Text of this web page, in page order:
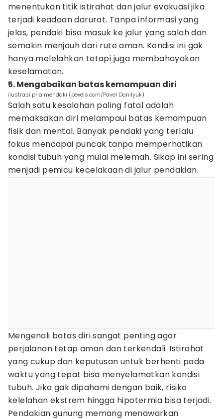
menentukan titik istirahat dan jalur evakuasi jika
terjadi keadaan darurat. Tanpa informasi yang
jelas, pendaki bisa masuk ke jalur yang salah dan
semakin menjauh dari rute aman. Kondisi ini gak
hanya melelahkan tetapi juga membahayakan
keselamatan.
5. Mengabaikan batas kemampuan diri
ilustrasi pria mendaki (pexels.com/Pavel Danilyuk)
Salah satu kesalahan paling fatal adalah
memaksakan diri melampaui batas kemampuan
fisik dan mental. Banyak pendaki yang terlalu
fokus mencapai puncak tanpa memperhatikan
kondisi tubuh yang mulai melemah. Sikap ini sering
menjadi pemicu kecelakaan di jalur pendakian.
Mengenali batas diri sangat penting agar
perjalanan tetap aman dan terkendali. Istirahat
yang cukup dan keputusan untuk berhenti pada
waktu yang tepat bisa menyelamatkan kondisi
tubuh. Jika gak dipahami dengan baik, risiko
kelelahan ekstrem hingga hipotermia bisa terjadi.
Pendakian gunung memang menawarkan